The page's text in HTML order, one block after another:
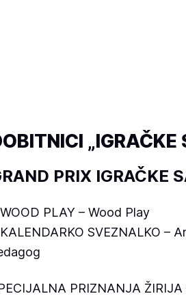
PRIX IGRAČKE
PLAY – Wood Play
SVEZNALKO –
PRIZNANJA